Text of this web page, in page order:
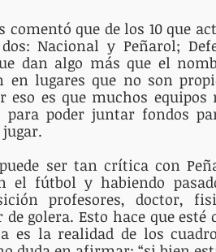
que de los 10 que
Nacional y Peñarol;
dan algo más que el
en lugares que no son
eso es que muchos
poder juntar fondos
ser tan crítica con
el fútbol y habiendo
profesores, doctor,
golera. Esto hace que esté
es la realidad de los